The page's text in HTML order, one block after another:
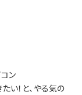
い！と、やる気の